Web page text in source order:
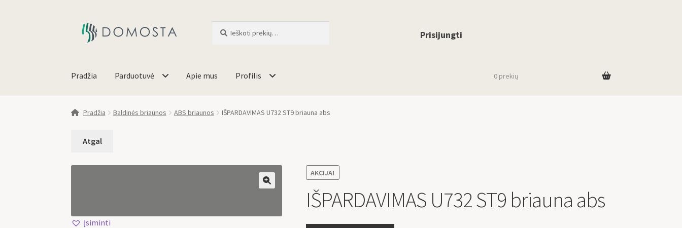
Prisijungti
Pradžia Parduotuvė Apie mus Profilis 0 prekių
Pradžia Baldinės briaunos ABS briaunos IŠPARDAVIMAS U732 ST9 briauna abs
AKCIJA!
Įsiminti
IŠPARDAVIMAS U732 ST9 briauna abs